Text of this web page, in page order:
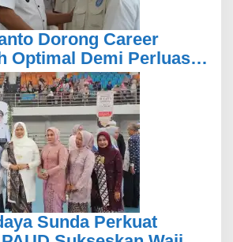
Dorong Career
Optimal Demi Perluas
Kerja Bagi
Sunda Perkuat